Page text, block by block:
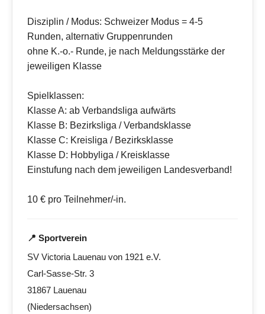
Disziplin / Modus: Schweizer Modus = 4-5
Runden, alternativ Gruppenrunden
ohne K.-o.- Runde, je nach Meldungsstärke der
jeweiligen Klasse
Spielklassen:
Klasse A: ab Verbandsliga aufwärts
Klasse B: Bezirksliga / Verbandsklasse
Klasse C: Kreisliga / Bezirksklasse
Klasse D: Hobbyliga / Kreisklasse
Einstufung nach dem jeweiligen Landesverband!
10 € pro Teilnehmer/-in.
📍 Sportverein
SV Victoria Lauenau von 1921 e.V.
Carl-Sasse-Str. 3
31867 Lauenau
(Niedersachsen)